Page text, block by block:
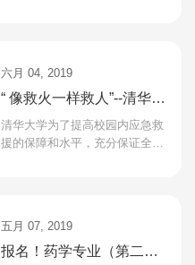
六月 04, 2019
“ 像救火一样救人”--清华大
学药学院举办公共AED项
目 急救培训
清华大学为了提高校园内应急救
援的保障和水平，充分保证全校
五月 07, 2019
报名！药学专业（第二学